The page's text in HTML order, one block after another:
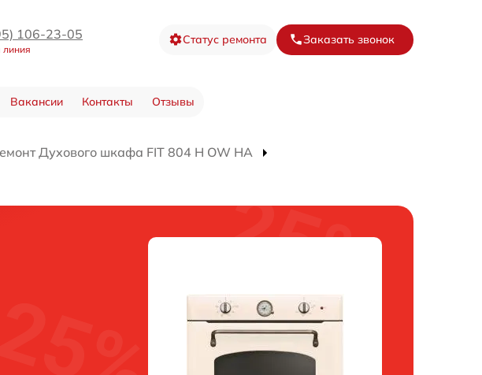
106-23-05
линия
Статус ремонта Заказать звонок
Вакансии Контакты Отзывы
Духового шкафа FIT 804 H OW HA